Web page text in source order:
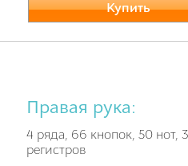
Купить
Правая рука:
4 ряда, 66 кнопок, 50 нот,
регистров